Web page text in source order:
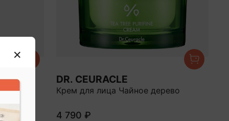
3D
DR. CEURACLE
Крем для лица Чайное дерево
4 790 ₽